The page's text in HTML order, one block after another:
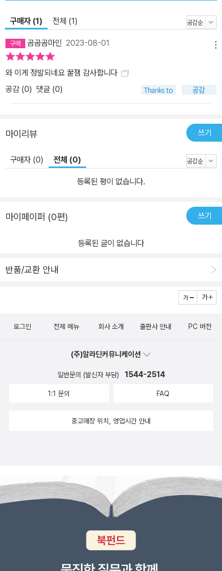
구매자 (1) 전체 (1)
곰곰곰마인 2023-08-01
와 이게 정발되네요 꿀잼 감사합니다
공감 (0) 댓글 (0)
마이리뷰 쓰기
구매자 (0) 전체 (0)
등록된 평이 없습니다.
마이페이퍼 (0편) 쓰기
등록된 글이 없습니다
반품/교환 안내
로그인 전체 메뉴 회사 소개 출판사 안내 PC 버전
(주)알라딘커뮤니케이션
일반문의 (발신자 부담) 1544-2514
1:1 문의 FAQ
중고매장 위치, 영업시간 안내